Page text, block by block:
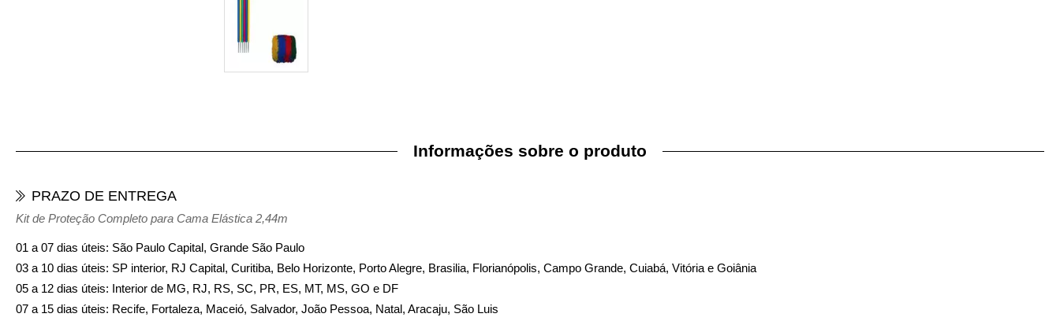
Informações sobre o produto
PRAZO DE ENTREGA
Kit de Proteção Completo para Cama Elástica 2,44m
01 a 07 dias úteis: São Paulo Capital, Grande São Paulo
03 a 10 dias úteis: SP interior, RJ Capital, Curitiba, Belo Horizonte, Porto Alegre, Brasilia, Florianópolis, Campo Grande, Cuiabá, Vitória e Goiânia
05 a 12 dias úteis: Interior de MG, RJ, RS, SC, PR, ES, MT, MS, GO e DF
07 a 15 dias úteis: Recife, Fortaleza, Maceió, Salvador, João Pessoa, Natal, Aracaju, São Luis